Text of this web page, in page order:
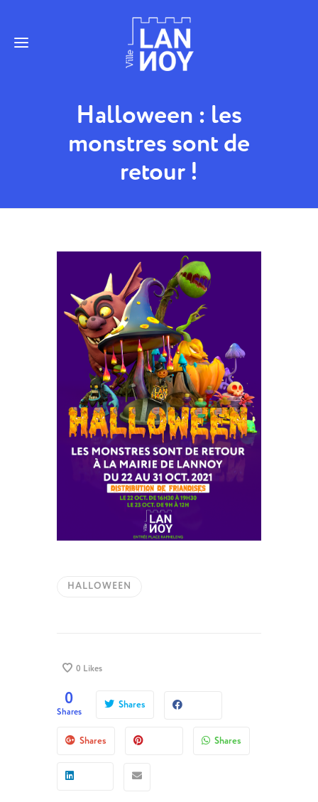
Halloween : les
monstres sont de
retour !
HALLOWEEN
0 Likes
0
Shares
Shares
Shares Shares